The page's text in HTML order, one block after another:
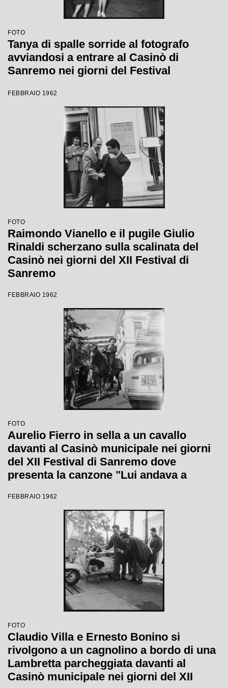
FOTO
Tanya di spalle sorride al fotografo
avviandosi a entrare al Casinò di
Sanremo nei giorni del Festival
FEBBRAIO 1962
FOTO
Raimondo Vianello e il pugile Giulio
Rinaldi scherzano sulla scalinata del
Casinò nei giorni del XII Festival di
Sanremo
FEBBRAIO 1962
FOTO
Aurelio Fierro in sella a un cavallo
davanti al Casinò municipale nei giorni
del XII Festival di Sanremo dove
presenta la canzone "Lui andava a
FEBBRAIO 1962
FOTO
Claudio Villa e Ernesto Bonino si
rivolgono a un cagnolino a bordo di una
Lambretta parcheggiata davanti al
Casinò municipale nei giorni del XII